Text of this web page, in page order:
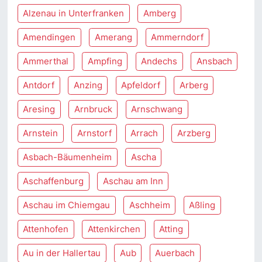
Alzenau in Unterfranken Amberg
Amendingen Amerang Ammerndorf
Ammerthal Ampfing Andechs Ansbach
Antdorf Anzing Apfeldorf Arberg
Aresing Arnbruck Arnschwang
Arnstein Arnstorf Arrach Arzberg
Asbach-Bäumenheim Ascha
Aschaffenburg Aschau am Inn
Aschau im Chiemgau Aschheim Aßling
Attenhofen Attenkirchen Atting
Au in der Hallertau Aub Auerbach